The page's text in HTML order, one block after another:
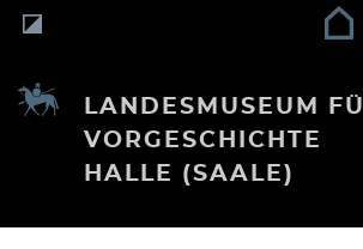
LANDESMUSEUM
VORGESCHICHTE
HALLE (SAALE)